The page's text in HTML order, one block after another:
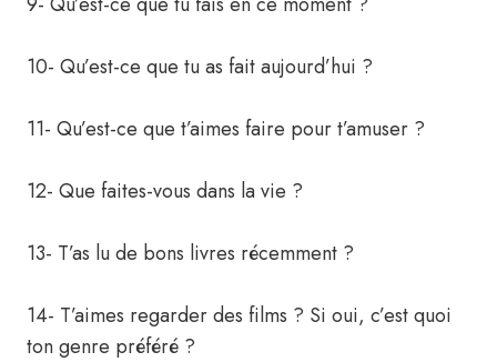
10- Qu’est-ce que tu as fait aujourd’hui ?
11- Qu’est-ce que t’aimes faire pour t’amuser ?
12- Que faites-vous dans la vie ?
13- T’as lu de bons livres récemment ?
14- T’aimes regarder des films ? Si oui, c’est quoi
ton genre préféré ?